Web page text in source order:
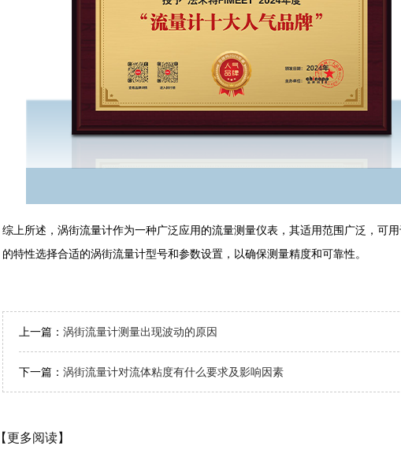
综上所述，涡街流量计作为一种广泛应用的流量测量仪表，其适用范围广泛，可
的特性选择合适的涡街流量计型号和参数设置，以确保测量精度和可靠性。
上一篇： 涡街流量计测量出现波动的原因
下一篇： 涡街流量计对流体粘度有什么要求及影响因素
【更多阅读】